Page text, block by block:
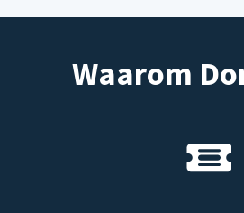
Waarom